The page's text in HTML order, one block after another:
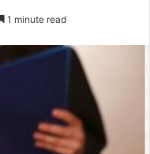
1 minute read